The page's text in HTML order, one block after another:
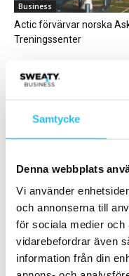
Samtycke
Denna webbplats
Vi använder
och annonserna till
för sociala medier
vidarebefordrar även
information från din
Business
Actic förvärvar norska
Treningssenter
MyBusiness